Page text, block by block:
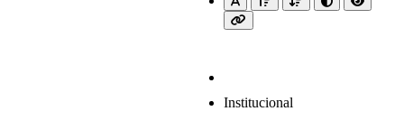
Institucional